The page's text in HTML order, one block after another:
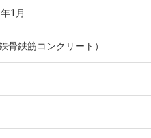
1月
骨鉄筋コンクリート）